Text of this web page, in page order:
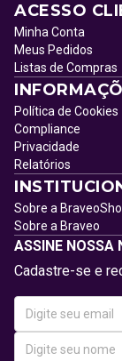
ACESSO
Minha Conta
Meus Pedidos
Listas de Compras
Política de Cookies
Compliance
Privacidade
Relatórios
Sobre a
Sobre a Braveo
ASSINE NOSSA
Cadastre-se e